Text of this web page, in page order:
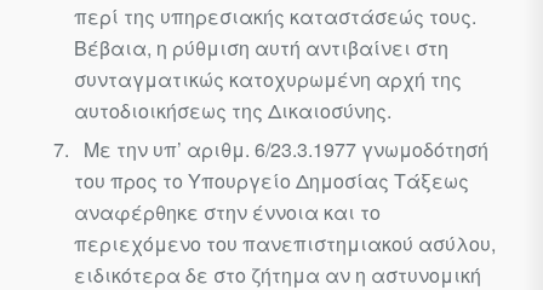
περί της υπηρεσιακής καταστάσεώς τους.
Βέβαια, η ρύθμιση αυτή αντιβαίνει στη
συνταγματικώς κατοχυρωμένη αρχή της
αυτοδιοικήσεως της Δικαιοσύνης.
Με την υπ’ αριθμ. 6/23.3.1977 γνωμοδότησή
του προς το Υπουρ­γείο Δημοσίας Τάξεως
αναφέρθηκε στην έννοια και το
περιεχόμενο του πανεπιστημιακού ασύλου,
ειδικότερα δε στο ζήτημα αν η αστυνο­μική